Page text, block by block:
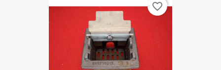
favorite_border